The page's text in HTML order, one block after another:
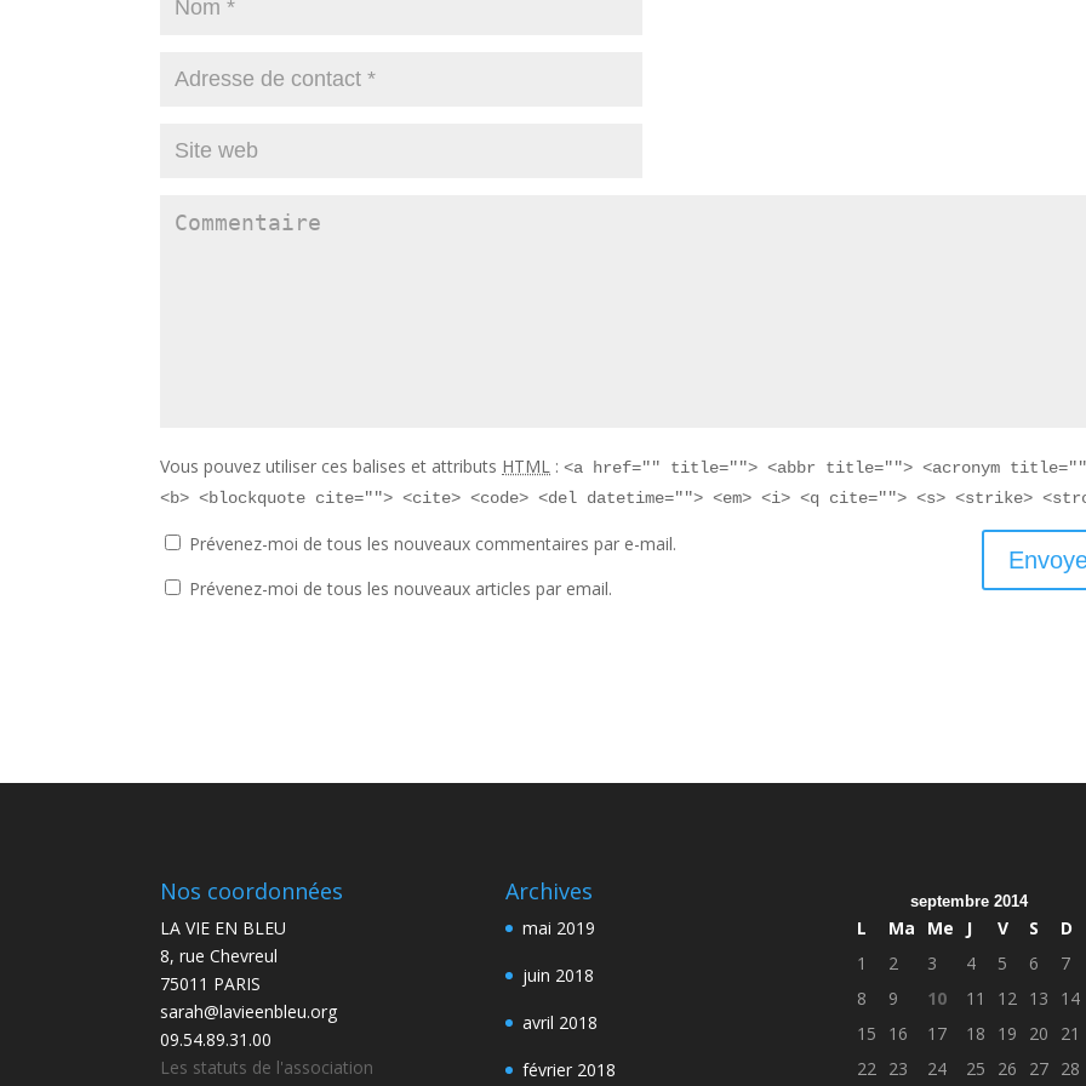
Vous pouvez utiliser ces balises et attributs HTML : <a href="" title=""> <abbr title=""> <acronym
<b> <blockquote cite=""> <cite> <code> <del datetime=""> <em> <i> <q cite=""> <s> <strike>
Prévenez-moi de tous les nouveaux commentaires par e-mail.
Prévenez-moi de tous les nouveaux articles par email.
Nos coordonnées
LA VIE EN BLEU
8, rue Chevreul
75011 PARIS
sarah@lavieenbleu.org
09.54.89.31.00
Les statuts de l'association
Archives
mai 2019
juin 2018
avril 2018
février 2018
septembre 2014
L Ma Me J V S
D
1
2 3 4 5 6
7
8
9 10 11 12 13
14
15
16 17 18 19 20
21
22 23 24 25 26 27 28